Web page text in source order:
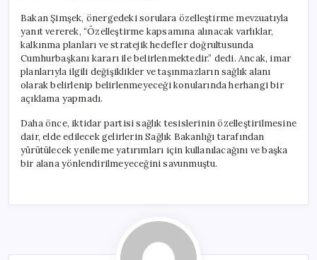
Bakan Şimşek, önergedeki sorulara özelleştirme mevzuatıyla
yanıt vererek, “Özelleştirme kapsamına alınacak varlıklar,
kalkınma planları ve stratejik hedefler doğrultusunda
Cumhurbaşkanı kararı ile belirlenmektedir.” dedi. Ancak, imar
planlarıyla ilgili değişiklikler ve taşınmazların sağlık alanı
olarak belirlenip belirlenmeyeceği konularında herhangi bir
açıklama yapmadı.
Daha önce, iktidar partisi sağlık tesislerinin özelleştirilmesine
dair, elde edilecek gelirlerin Sağlık Bakanlığı tarafından
yürütülecek yenileme yatırımları için kullanılacağını ve başka
bir alana yönlendirilmeyeceğini savunmuştu.